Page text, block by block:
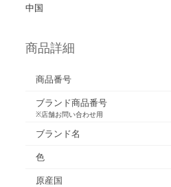
中国
商品詳細
商品番号
ブランド商品番号
※店舗お問い合わせ用
ブランド名
色
原産国